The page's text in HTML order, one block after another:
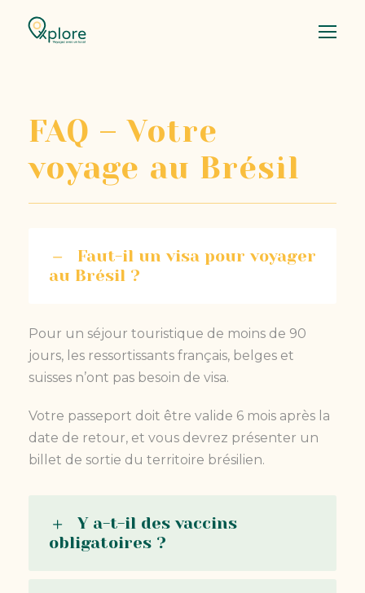
FAQ – Votre
voyage au Brésil
Faut-il un visa pour voyager
au Brésil ?
Pour un séjour touristique de moins de 90
jours, les ressortissants français, belges et
suisses n’ont pas besoin de visa.
Votre passeport doit être valide 6 mois après la
date de retour, et vous devrez présenter un
billet de sortie du territoire brésilien.
Y a-t-il des vaccins
obligatoires ?